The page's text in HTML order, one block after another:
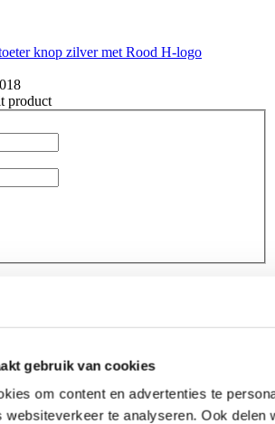
gebruik van cookies
om content en advertenties te
websiteverkeer te analyseren. Ook
knop zilver met Rood H-logo
product
door reCAPTCHA - het
gebruikers kunnen reviews schrijven.
.